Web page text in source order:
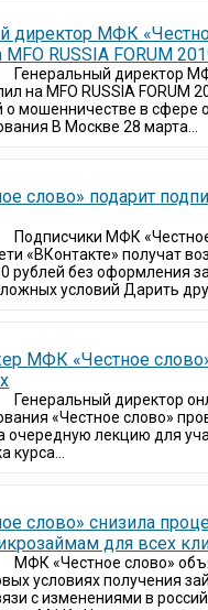
директор МФК
RUSSIA FORUM
Генеральный директор
на MFO RUSSIA FORUM
о мошенничестве в сфере
В Москве 28 марта...
слово» подарит
Подписчики МФК
«ВКонтакте» получат
рублей без оформления
условий Дарить
МФК «Честное
Генеральный директор
«Честное слово»
очередную лекцию для
курса...
слово» снизила
для всех
МФК «Честное слово»
условиях получения
с изменениями в